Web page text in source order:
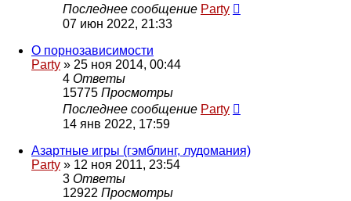
Последнее сообщение Party
07 июн 2022, 21:33
О порнозависимости
Party » 25 ноя 2014, 00:44
4 Ответы
15775 Просмотры
Последнее сообщение Party
14 янв 2022, 17:59
Азартные игры (гэмблинг, лудомания)
Party » 12 ноя 2011, 23:54
3 Ответы
12922 Просмотры